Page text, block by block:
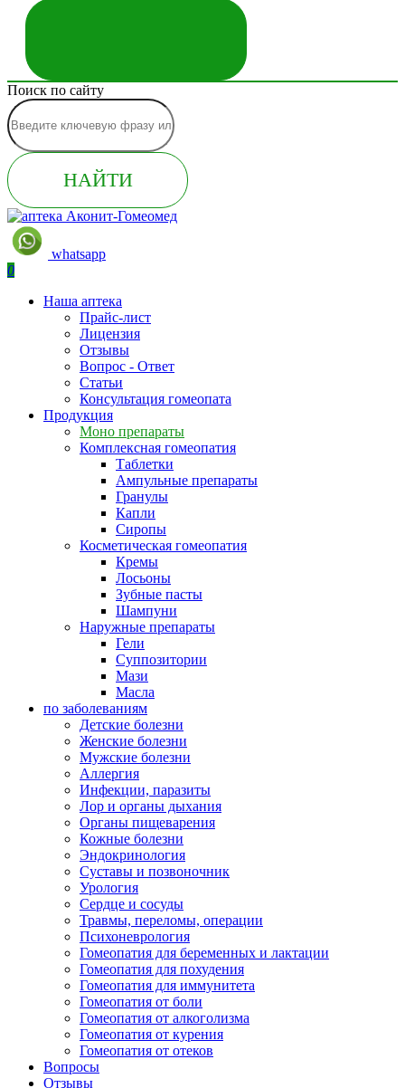
Поиск по сайту
НАЙТИ
whatsapp
0
Наша аптека
Прайс-лист
Лицензия
Отзывы
Вопрос - Ответ
Статьи
Консультация гомеопата
Продукция
Моно препараты
Комплексная гомеопатия
Таблетки
Ампульные препараты
Гранулы
Капли
Сиропы
Косметическая гомеопатия
Кремы
Лосьоны
Зубные пасты
Шампуни
Наружные препараты
Гели
Суппозитории
Мази
Масла
по заболеваниям
Детские болезни
Женские болезни
Мужские болезни
Аллергия
Инфекции, паразиты
Лор и органы дыхания
Органы пищеварения
Кожные болезни
Эндокринология
Суставы и позвоночник
Урология
Сердце и сосуды
Травмы, переломы, операции
Психоневрология
Гомеопатия для беременных и лактации
Гомеопатия для похудения
Гомеопатия для иммунитета
Гомеопатия от боли
Гомеопатия от алкоголизма
Гомеопатия от курения
Гомеопатия от отеков
Вопросы
Отзывы